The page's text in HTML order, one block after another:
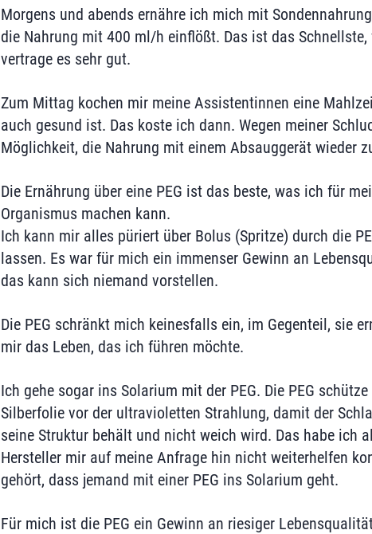
Morgens und abends ernähre ich mich mit
die Nahrung mit 400 ml/h einflößt. Das ist das
vertrage es sehr gut.
Zum Mittag kochen mir meine Assistentinnen eine
auch gesund ist. Das koste ich dann. Wegen meiner
Möglichkeit, die Nahrung mit einem Absauggerät wieder
Die Ernährung über eine PEG ist das beste, was ich für
Organismus machen kann.
Ich kann mir alles püriert über Bolus (Spritze) durch die
lassen. Es war für mich ein immenser Gewinn an
das kann sich niemand vorstellen.
Die PEG schränkt mich keinesfalls ein, im Gegenteil, sie
mir das Leben, das ich führen möchte.
Ich gehe sogar ins Solarium mit der PEG. Die PEG
Silberfolie vor der ultravioletten Strahlung, damit der
seine Struktur behält und nicht weich wird. Das habe ich
Hersteller mir auf meine Anfrage hin nicht weiterhelfen
gehört, dass jemand mit einer PEG ins Solarium geht.
Für mich ist die PEG ein Gewinn an riesiger